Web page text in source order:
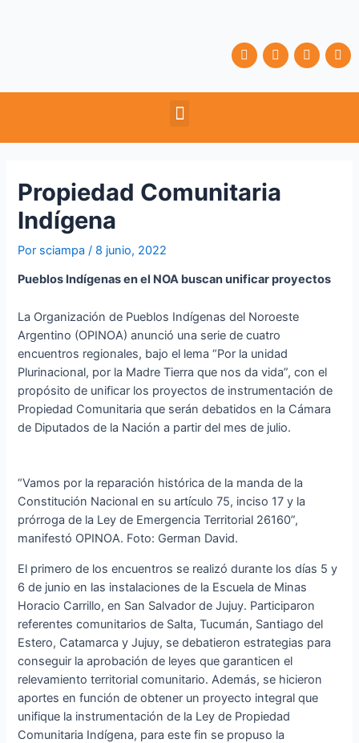
F
a
T
w
Y
o
I
n
Menu
Propiedad Comunitaria
Indígena
Por sciampa/ 8 junio, 2022
Pueblos Indígenas en el NOA buscan unificar proyectos
La Organización de Pueblos Indígenas del Noroeste
Argentino (OPINOA) anunció una serie de cuatro
encuentros regionales, bajo el lema “Por la unidad
Plurinacional, por la Madre Tierra que nos da vida”, con el
propósito de unificar los proyectos de instrumentación de
Propiedad Comunitaria que serán debatidos en la Cámara
de Diputados de la Nación a partir del mes de julio.
“Vamos por la reparación histórica de la manda de la
Constitución Nacional en su artículo 75, inciso 17 y la
prórroga de la Ley de Emergencia Territorial 26160”,
manifestó OPINOA. Foto: German David.
El primero de los encuentros se realizó durante los días 5 y
6 de junio en las instalaciones de la Escuela de Minas
Horacio Carrillo, en San Salvador de Jujuy. Participaron
referentes comunitarios de Salta, Tucumán, Santiago del
Estero, Catamarca y Jujuy, se debatieron estrategias para
conseguir la aprobación de leyes que garanticen el
relevamiento territorial comunitario. Además, se hicieron
aportes en función de obtener un proyecto integral que
unifique la instrumentación de la Ley de Propiedad
Comunitaria Indígena, para este fin se propuso la